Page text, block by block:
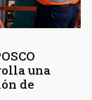
una
de